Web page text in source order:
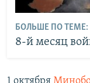
БОЛЬШЕ ПО ТЕМЕ:
8-й месяц
1 октября